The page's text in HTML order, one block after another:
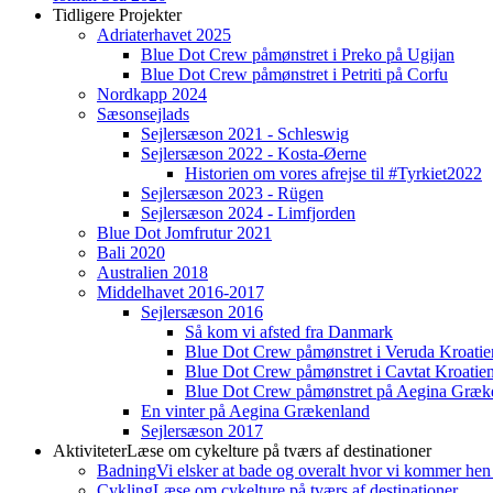
Tidligere Projekter
Adriaterhavet 2025
Blue Dot Crew påmønstret i Preko på Ugijan
Blue Dot Crew påmønstret i Petriti på Corfu
Nordkapp 2024
Sæsonsejlads
Sejlersæson 2021 - Schleswig
Sejlersæson 2022 - Kosta-Øerne
Historien om vores afrejse til #Tyrkiet2022
Sejlersæson 2023 - Rügen
Sejlersæson 2024 - Limfjorden
Blue Dot Jomfrutur 2021
Bali 2020
Australien 2018
Middelhavet 2016-2017
Sejlersæson 2016
Så kom vi afsted fra Danmark
Blue Dot Crew påmønstret i Veruda
Blue Dot Crew påmønstret i Cavtat Kroatien
Blue Dot Crew påmønstret på Aegina
En vinter på Aegina Grækenland
Sejlersæson 2017
AktiviteterLæse om cykelture på tværs af destinationer
BadningVi elsker at bade og overalt hvor vi kommer